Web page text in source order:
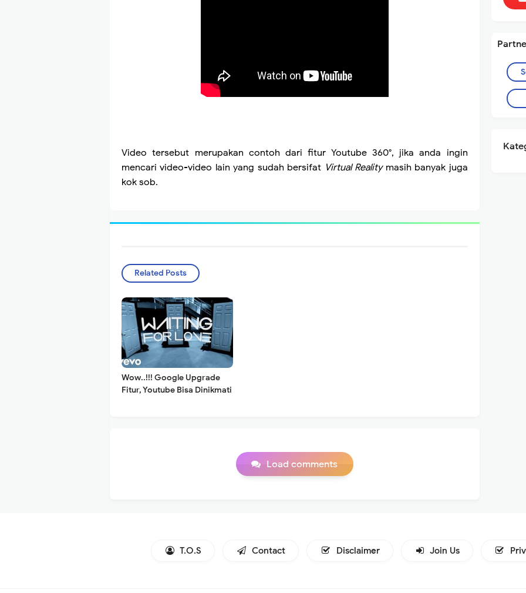
Video tersebut merupakan contoh dari fitur Youtube 360°, jika anda ingin
mencari video-video lain yang sudah bersifat Virtual Reality masih banyak juga
kok sob.
Related Posts
Wow..!!! Google Upgrade
Fitur, Youtube Bisa Dinikmati
Load comments
T.O.S Contact Disclaimer Join Us